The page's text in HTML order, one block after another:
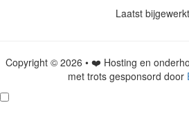
Laatst
Copyright © 2026 • ❤️ Hosting en
met trots gesponsord door